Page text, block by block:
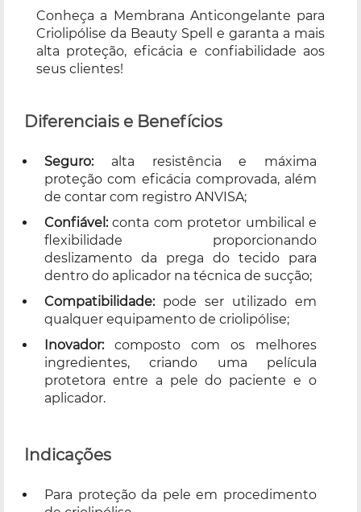
Conheça a Membrana Anticongelante para
Criolipólise da Beauty Spell e garanta a mais
alta proteção, eficácia e confiabilidade aos
seus clientes!
Diferenciais e Benefícios
Seguro:
alta resistência e máxima
proteção com eficácia comprovada, além
de contar com registro ANVISA;
Confiável:conta com protetor umbilical e
flexibilidade proporcionando
deslizamento da prega do tecido para
dentro do aplicador na técnica de sucção;
Compatibilidade:pode ser utilizado em
qualquer equipamento de criolipólise;
Inovador: composto com os melhores
ingredientes, criando uma película
protetora entre a pele do paciente e o
aplicador.
Indicações
Para proteção da pele em procedimento